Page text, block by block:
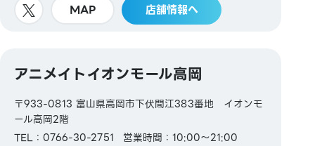
MAP 店舗情報へ
アニメイトイオンモール高岡
〒933-0813 富山県高岡市下伏間江383番地 イオンモ
ール高岡2階
TEL：0766-30-2751
営業時間：10:00～21:00